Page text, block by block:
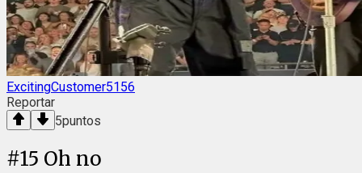
ExcitingCustomer5156
Reportar
5puntos
#15 Oh no